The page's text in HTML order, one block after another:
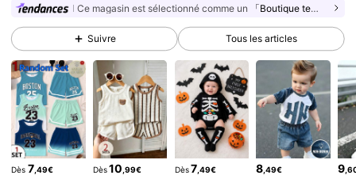
4,87 411K Suiveurs
4,87 411K Suiveurs
4,87 411K Suiveurs
4,87 411K Suiveurs
4,87 411K Suiveurs
4,87 411K Suiveurs
4,87 411K Suiveurs
Ce magasin est sélectionné comme un 「Boutique tendance」
Suivre Tous les articles
Dès 7,49€ Dès 10 ,99€ Dès7 ,49€ 8 ,49€ 9